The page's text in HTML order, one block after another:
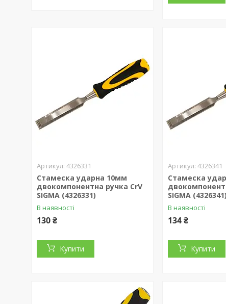
4326331
Стамеска ударна 10мм
двокомпонентна ручка CrV
SIGMA (4326331)
В наявності
130 ₴
Купити
4326341
Стамеска
SIGMA (4326341)
В наявності
134 ₴
Купити